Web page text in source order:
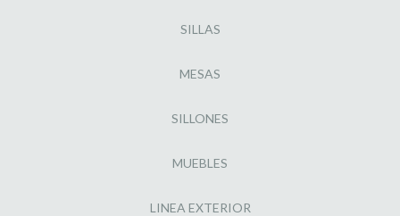
SILLAS
MESAS
SILLONES
MUEBLES
LINEA EXTERIOR